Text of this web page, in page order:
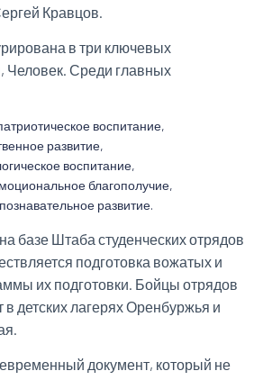
Кравцов.
в три ключевых
Человек. Среди главных
воспитание,
развитие,
воспитание,
благополучие,
развитие.
базе Штаба студенческих отрядов
подготовка вожатых и
их подготовки. Бойцы отрядов
детских лагерях Оренбуржья и
документ, который не